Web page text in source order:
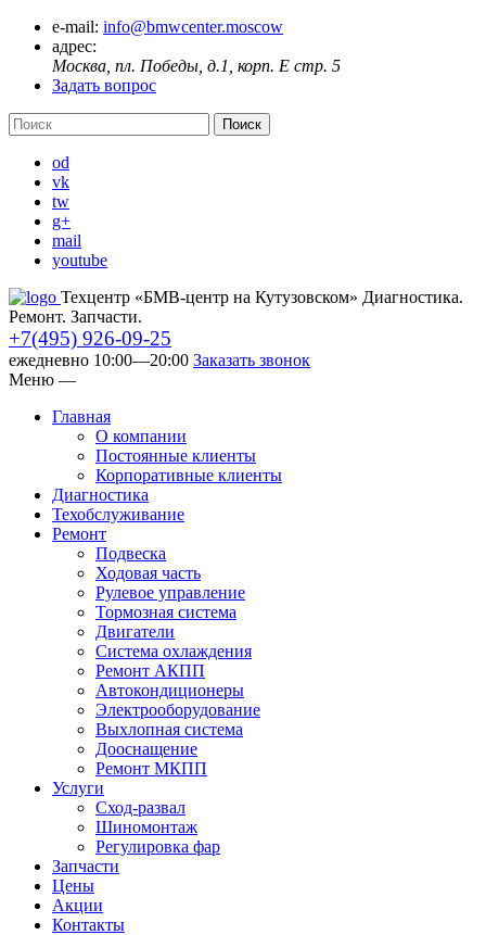
e-mail: info@bmwcenter.moscow
адрес:
Москва, пл. Победы, д.1, корп. E стр. 5
Задать вопрос
od
vk
tw
g+
mail
youtube
Техцентр «БМВ-центр на Кутузовском» Диагностика.
Ремонт. Запчасти.
+7(495) 926-09-25
ежедневно 10:00—20:00 Заказать звонок
Меню —
Главная
О компании
Постоянные клиенты
Корпоративные клиенты
Диагностика
Техобслуживание
Ремонт
Подвеска
Ходовая часть
Рулевое управление
Тормозная система
Двигатели
Система охлаждения
Ремонт АКПП
Автокондиционеры
Электрооборудование
Выхлопная система
Дооснащение
Ремонт МКПП
Услуги
Сход-развал
Шиномонтаж
Регулировка фар
Запчасти
Цены
Акции
Контакты